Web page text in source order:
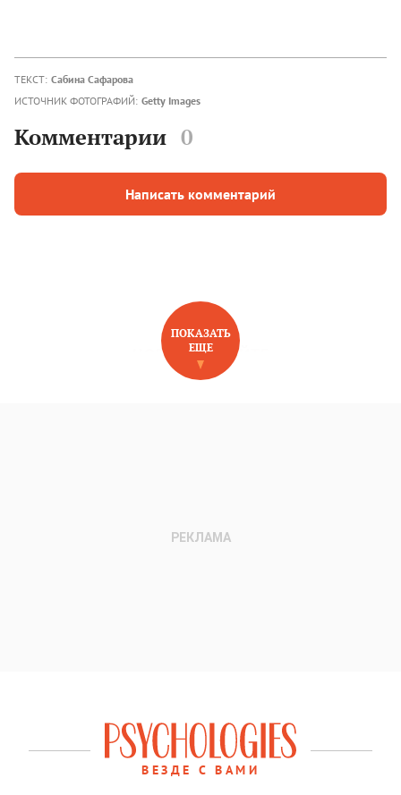
ТЕКСТ: Сабина Сафарова
ИСТОЧНИК ФОТОГРАФИЙ: Getty Images
Комментарии 0
Написать комментарий
НОВОЕ НА САЙТЕ
ПОКАЗАТЬ
ЕЩЕ
ВЕЗДЕ С ВАМИ